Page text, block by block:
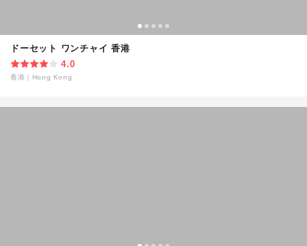
ドーセット ワンチャイ 香港
4.0
香港 Hong Kong